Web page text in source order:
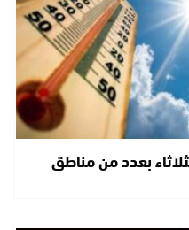
بعدد من مناطق